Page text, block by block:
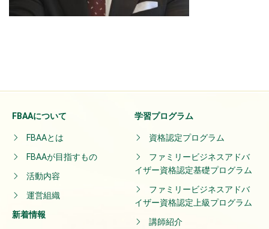
FBAAについて
FBAAとは
FBAAが目指すもの
活動内容
運営組織
新着情報
学習プログラム
資格認定プログラム
ファミリービジネスアドバ
イザー資格認定基礎プログラム
ファミリービジネスアドバ
イザー資格認定上級プログラム
講師紹介